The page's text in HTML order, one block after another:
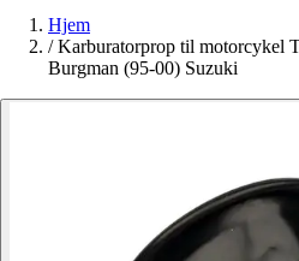
Hjem
/ Karburatorprop til motorcykel
Burgman (95-00) Suzuki